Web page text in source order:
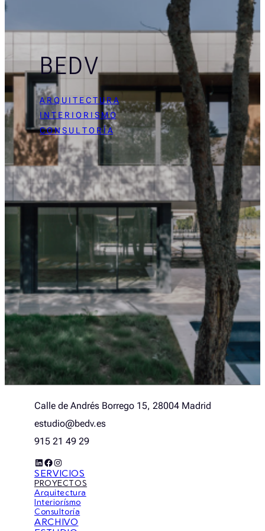
BEDV
A R Q U I T E C T U R A
I N T E R I O R I S M O
C O N S U L T O R Í A
Calle de Andrés Borrego 15, 28004 Madrid
estudio@bedv.es
915 21 49 29
LinkedIn Facebook Instagram
SERVICIOS
PROYECTOS
Arquitectura
Interiorísmo
Consultoría
ARCHIVO